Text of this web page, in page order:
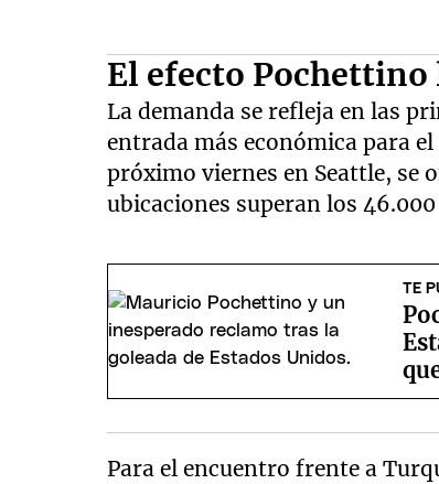
El efecto
La demanda se refleja en las
entrada más económica para
próximo viernes en Seattle, se
ubicaciones superan los
TE
Para el encuentro frente a